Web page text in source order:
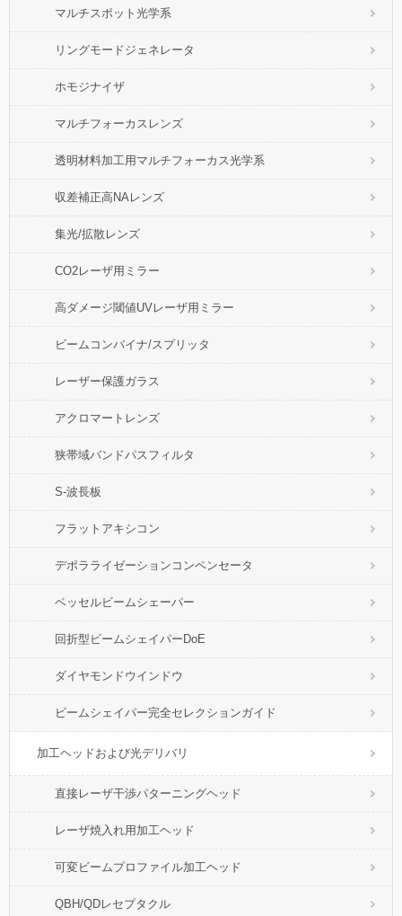
マルチスポット光学系
リングモードジェネレータ
ホモジナイザ
マルチフォーカスレンズ
透明材料加工用マルチフォーカス光学系
収差補正高NAレンズ
集光/拡散レンズ
CO2レーザ用ミラー
高ダメージ閾値UVレーザ用ミラー
ビームコンバイナ/スプリッタ
レーザー保護ガラス
アクロマートレンズ
狭帯域バンドパスフィルタ
S-波長板
フラットアキシコン
デポラライゼーションコンペンセータ
ベッセルビームシェーパー
回折型ビームシェイパーDoE
ダイヤモンドウインドウ
ビームシェイパー完全セレクションガイド
加工ヘッドおよび光デリバリ
直接レーザ干渉パターニングヘッド
レーザ焼入れ用加工ヘッド
可変ビームプロファイル加工ヘッド
QBH/QDレセプタクル